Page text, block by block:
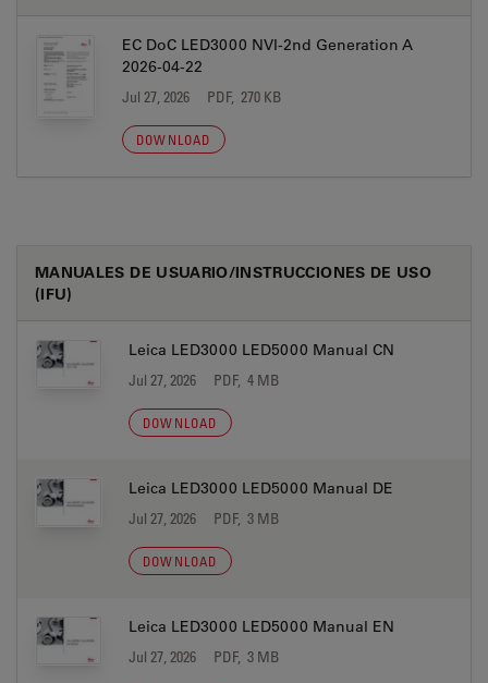
EC DoC LED3000 NVI-2nd Generation A
2026-04-22
Jul 27, 2026 PDF, 270 KB
DOWNLOAD
MANUALES DE USUARIO/INSTRUCCIONES DE USO
(IFU)
Leica LED3000 LED5000 Manual CN
Jul 27, 2026 PDF, 4 MB
DOWNLOAD
Leica LED3000 LED5000 Manual DE
Jul 27, 2026 PDF, 3 MB
DOWNLOAD
Leica LED3000 LED5000 Manual EN
Jul 27, 2026 PDF, 3 MB